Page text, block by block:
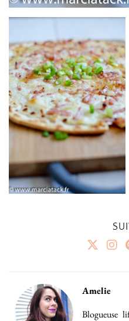
Amelie
Blogueuse